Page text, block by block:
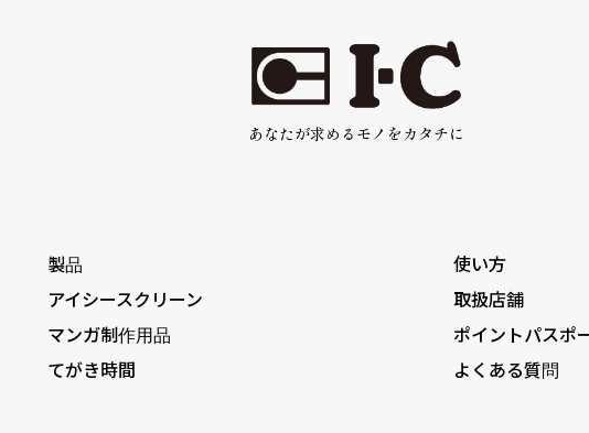
あなたが求めるモノをカタチに
製品
アイシースクリーン
マンガ制作用品
てがき時間
使い方
取扱店舗
ポイントパスポ
よくある質問